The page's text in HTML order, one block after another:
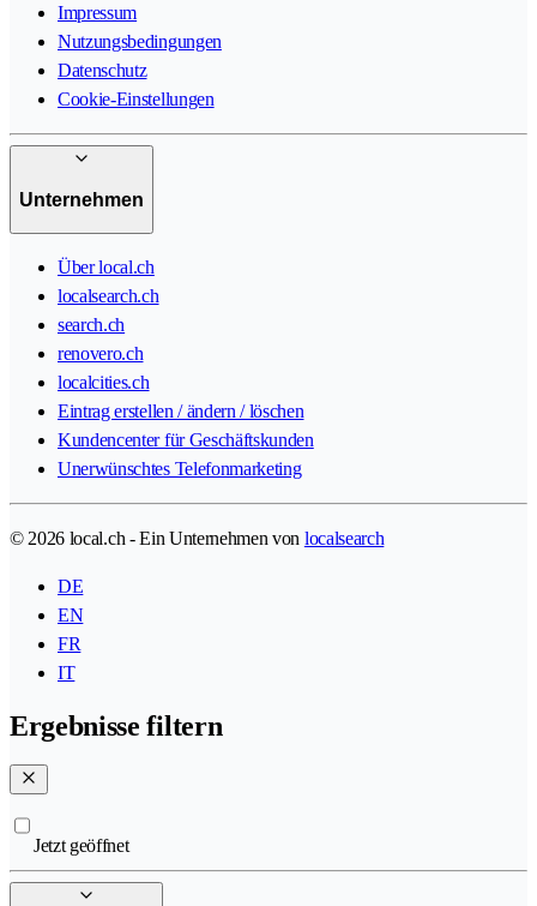
Impressum
Nutzungsbedingungen
Datenschutz
Cookie-Einstellungen
Unternehmen
Über local.ch
localsearch.ch
search.ch
renovero.ch
localcities.ch
Eintrag erstellen / ändern / löschen
Kundencenter für Geschäftskunden
Unerwünschtes Telefonmarketing
© 2026 local.ch - Ein Unternehmen von localsearch
DE
EN
FR
IT
Ergebnisse filtern
Jetzt geöffnet